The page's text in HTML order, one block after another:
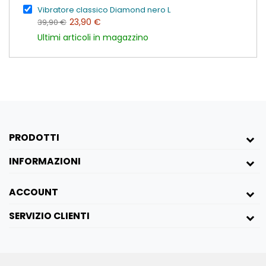
Materiale: ABS
Diametro: 2,8 cm
un'esperienza di lusso ineguagliabile! 💖
Vibratore classico Diamond nero L
39,90 € 23,90 €
Ultimi articoli in magazzino
PRODOTTI
INFORMAZIONI
ACCOUNT
SERVIZIO CLIENTI